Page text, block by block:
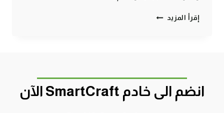
إقرأ المزيد ماين
انضم الى خادم SmartCraft الآن